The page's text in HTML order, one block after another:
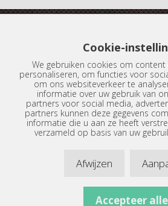
Boterdiep 20
9712 LN Groningen
Tel.: 050-3134398
Cookie-
We gebruiken cookies om
personaliseren, om functies voor
om ons websiteverkeer te
informatie over uw gebruik van
partners voor social media,
partners kunnen deze gegevens
informatie die u aan ze heeft
verzameld op basis van uw
Afwijzen
Accepteer